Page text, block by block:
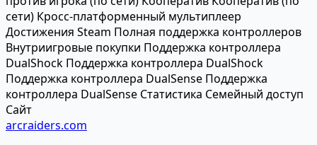
сети) Кросс-платформенный мультиплеер
Достижения Steam Полная поддержка контроллеров
Внутриигровые покупки Поддержка контроллера
DualShock Поддержка контроллера DualShock
Поддержка контроллера DualSense Поддержка
контроллера DualSense Статистика Семейный доступ
Сайт
arcraiders.com